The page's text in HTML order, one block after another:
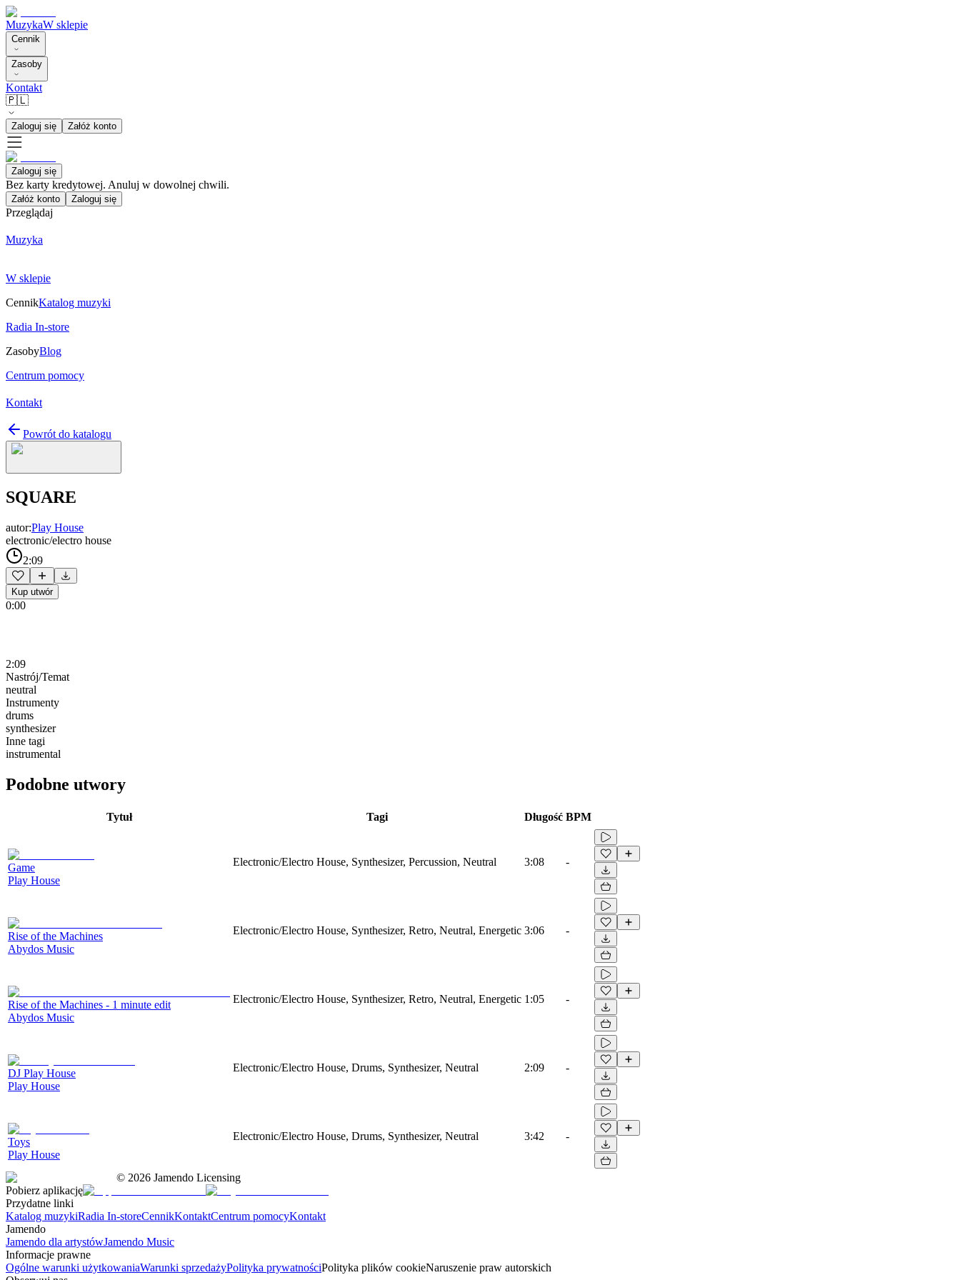
MuzykaW sklepie
Cennik
Zasoby
Kontakt
🇵🇱
Zaloguj się Załóż konto
Zaloguj się
Bez karty kredytowej. Anuluj w dowolnej chwili.
Załóż konto Zaloguj się
Przeglądaj
Muzyka
W sklepie
CennikKatalog muzyki
Radia In-store
ZasobyBlog
Centrum pomocy
Kontakt
Powrót do katalogu
SQUARE
autor:Play House
electronic/electro house
2:09
Kup utwór
0:00
2:09
Nastrój/Temat
neutral
Instrumenty
drums
synthesizer
Inne tagi
instrumental
Podobne utwory
Tytuł Tagi Długość BPM
Game
Play House
Electronic/Electro House, Synthesizer, Percussion, Neutral 3:08 -
Rise of the Machines
Abydos Music
Electronic/Electro House, Synthesizer, Retro, Neutral, Energetic 3:06 -
Rise of the Machines - 1 minute edit
Abydos Music
Electronic/Electro House, Synthesizer, Retro, Neutral, Energetic 1:05 -
DJ Play House
Play House
Electronic/Electro House, Drums, Synthesizer, Neutral 2:09 -
Toys
Play House
Electronic/Electro House, Drums, Synthesizer, Neutral 3:42 -
© 2026 Jamendo Licensing
Pobierz aplikację
Przydatne linki
Katalog muzykiRadia In-storeCennikKontaktCentrum pomocyKontakt
Jamendo
Jamendo dla artystówJamendo Music
Informacje prawne
Ogólne warunki użytkowaniaWarunki sprzedażyPolityka prywatnościPolityka plików cookieNaruszenie praw autorskich